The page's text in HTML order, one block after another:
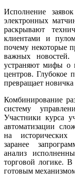
Исполнение
электронных
раскрывают
клиентами и
почему некоторые
важных новостей.
устраняют мифы о
центров. Глубокое
превращает
Комбинирование
систему
Участники курса
автоматизации
на исторических
заранее
анализ
торговой логике.
готовым